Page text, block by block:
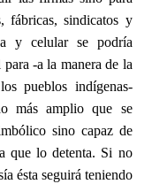
fábricas, sindicatos y
y celular se podría
-a la manera de la
pueblos indígenas-
más amplio que se
sino capaz de
que lo detenta. Si no
ésta seguirá teniendo